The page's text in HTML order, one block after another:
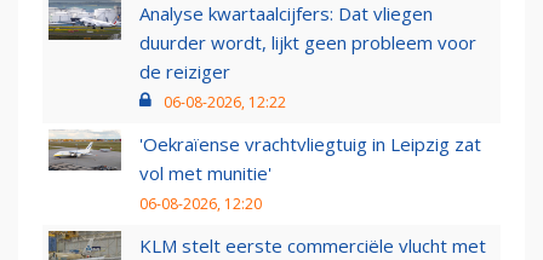
Analyse kwartaalcijfers: Dat vliegen
duurder wordt, lijkt geen probleem voor
de reiziger
06-08-2026, 12:22
'Oekraïense vrachtvliegtuig in Leipzig zat
vol met munitie'
06-08-2026, 12:20
KLM stelt eerste commerciële vlucht met